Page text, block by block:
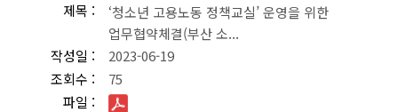
제목
‘청소년 고용노동 정책교실’ 운영을 위한
업무협약체결(부산 소...
작성일
2023-06-19
조회수
75
파일